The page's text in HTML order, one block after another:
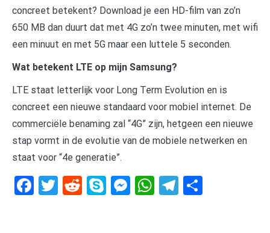
concreet betekent? Download je een HD-film van zo’n
650 MB dan duurt dat met 4G zo’n twee minuten, met wifi
een minuut en met 5G maar een luttele 5 seconden.
Wat betekent LTE op mijn Samsung?
LTE staat letterlijk voor Long Term Evolution en is
concreet een nieuwe standaard voor mobiel internet. De
commerciële benaming zal “4G” zijn, hetgeen een nieuwe
stap vormt in de evolutie van de mobiele netwerken en
staat voor “4e generatie”.
Facebook
Twitter
RedditSkypeMessenger
WhatsApp
Telegram